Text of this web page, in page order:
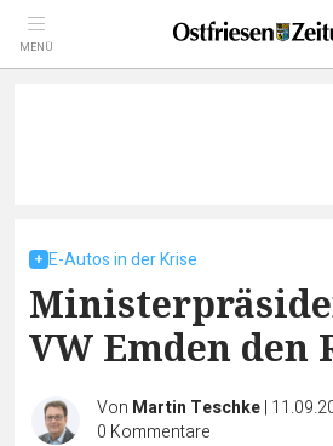
MENÜ
E-Autos in der Krise
VW Emden den
Von Martin Teschke|
0 Kommentare